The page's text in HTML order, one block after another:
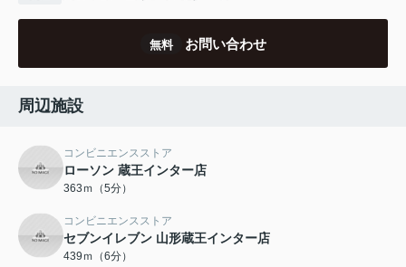
無料 お問い合わせ
周辺施設
コンビニエンスストア
ローソン 蔵王インター店
363ｍ（5分）
コンビニエンスストア
セブンイレブン 山形蔵王インター店
439ｍ（6分）